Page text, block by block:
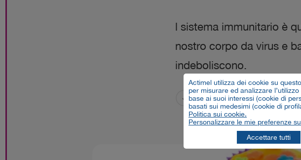
l sistema immunitario è
nostro corpo da virus e
indeboliscono.
4 Tempo di lettura
Actimel utilizza dei cookie su
per misurare ed analizzare
base ai suoi interessi (cookie di
basati sui medesimi (cookie di
Politica sui cookie.
Personalizzare le mie preferenze
Accettare tutti